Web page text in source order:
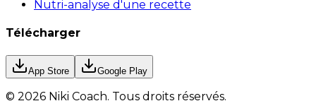
Nutri-analyse d'une recette
Télécharger
App Store Google Play
© 2026 Niki Coach. Tous droits réservés.